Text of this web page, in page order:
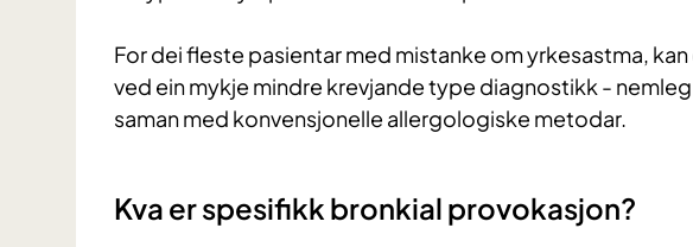
For dei fleste pasientar med mistanke om yrkesastma,
ved ein mykje mindre krevjande type diagnostikk -
saman med konvensjonelle allergologiske metodar.
Kva er spesifikk bronkial provokasjon?